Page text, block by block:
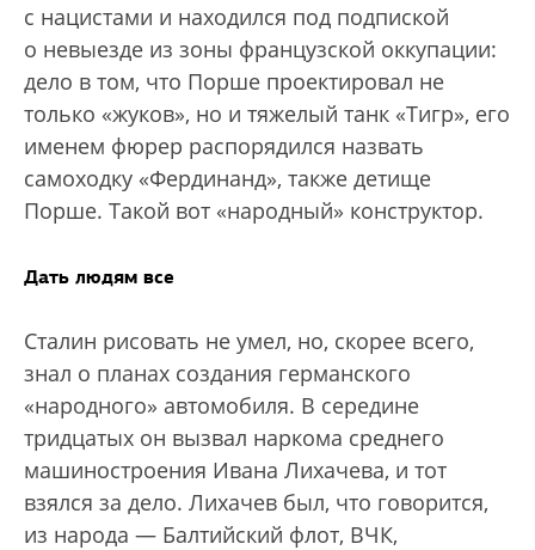
с нацистами и находился под подпиской
о невыезде из зоны французской оккупации:
дело в том, что Порше проектировал не
только «жуков», но и тяжелый танк «Тигр», его
именем фюрер распорядился назвать
самоходку «Фердинанд», также детище
Порше. Такой вот «народный» конструктор.
Дать людям все
Сталин рисовать не умел, но, скорее всего,
знал о планах создания германского
«народного» автомобиля. В середине
тридцатых он вызвал наркома среднего
машиностроения Ивана Лихачева, и тот
взялся за дело. Лихачев был, что говорится,
из народа — Балтийский флот, ВЧК,